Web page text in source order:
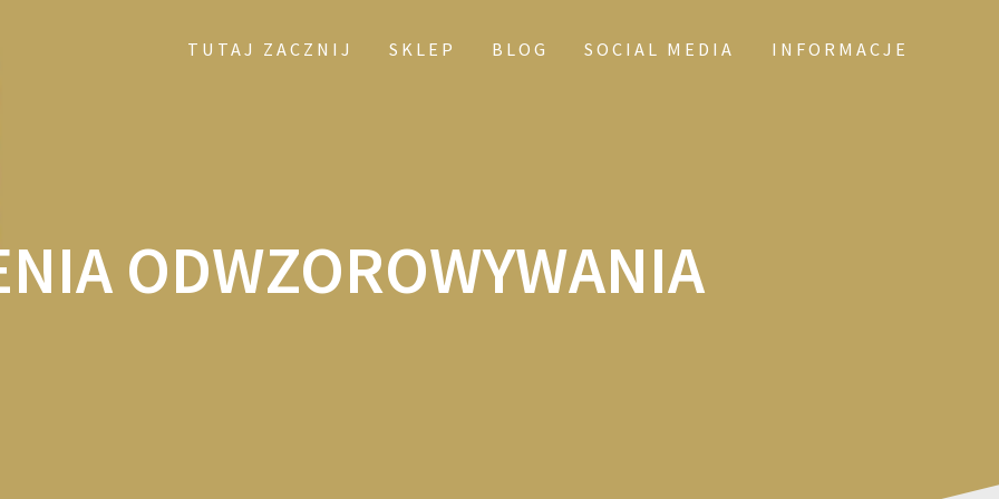
TUTAJ ZACZNIJ SKLEP BLOG SOCIAL MEDIA INFORMACJE
ODWZOROWYWANIA